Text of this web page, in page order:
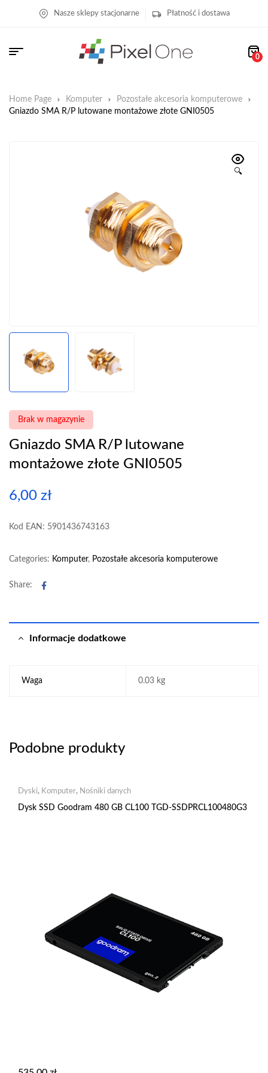
Nasze sklepy stacjonarne Płatność i dostawa
0
Home Page Komputer
Pozostałe akcesoria komputerowe
Gniazdo SMA R/P lutowane montażowe złote GNI0505
🔍
Brak w magazynie
Gniazdo SMA R/P lutowane
montażowe złote GNI0505
6,00 zł
Kod EAN: 5901436743163
Categories: Komputer, Pozostałe akcesoria komputerowe
Share: Facebook
Informacje dodatkowe
Waga 0.03 kg
Podobne produkty
Dyski, Komputer, Nośniki danych
Dysk SSD Goodram 480 GB CL100 TGD-SSDPRCL100480G3